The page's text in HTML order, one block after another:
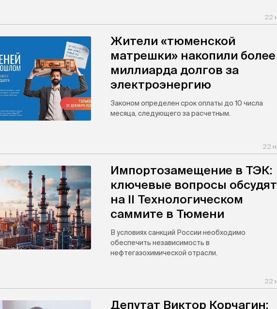
22
Жители «тюменской
матрешки» накопили более
миллиарда долгов за
электроэнергию
Законом определен срок оплаты до 10 числа
месяца, следующего за расчетным.
22
Импортозамещение в ТЭК:
ключевые вопросы обсудят
на II Технологическом
саммите в Тюмени
В условиях санкций России необходимо
обеспечить независимость в
нефтегазохимической отрасли.
22
Депутат Виктор Корчагин: